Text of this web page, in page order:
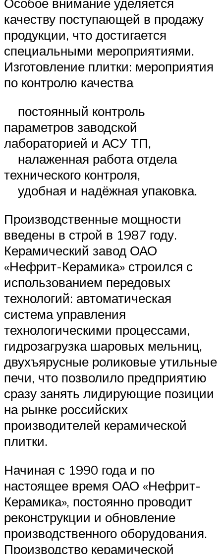
качеству поступающей в продажу
продукции, что достигается
специальными мероприятиями.
Изготовление плитки: мероприятия
по контролю качества
постоянный контроль
параметров заводской
лабораторией и АСУ ТП,
налаженная работа отдела
технического контроля,
удобная и надёжная упаковка.
Производственные мощности
введены в строй в 1987 году.
Керамический завод ОАО
«Нефрит-Керамика» строился с
использованием передовых
технологий: автоматическая
система управления
технологическими процессами,
гидрозагрузка шаровых мельниц,
двухъярусные роликовые утильные
печи, что позволило предприятию
сразу занять лидирующие позиции
на рынке российских
производителей керамической
плитки.
Начиная с 1990 года и по
настоящее время ОАО «Нефрит-
Керамика», постоянно проводит
реконструкции и обновление
производственного оборудования.
Производство керамической